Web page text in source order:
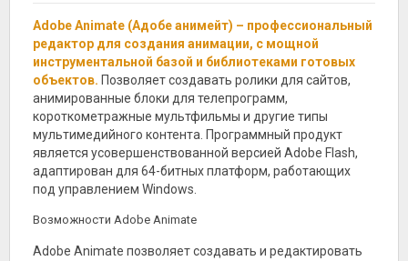
Adobe Animate (Адобе анимейт) – профессиональный
редактор для создания анимации, с мощной
инструментальной базой и библиотеками готовых
объектов. Позволяет создавать ролики для сайтов,
анимированные блоки для телепрограмм,
короткометражные мультфильмы и другие типы
мультимедийного контента. Программный продукт
является усовершенствованной версией Adobe Flash,
адаптирован для 64-битных платформ, работающих
под управлением Windows.
Возможности Adobe Animate
Adobe Animate позволяет создавать и редактировать